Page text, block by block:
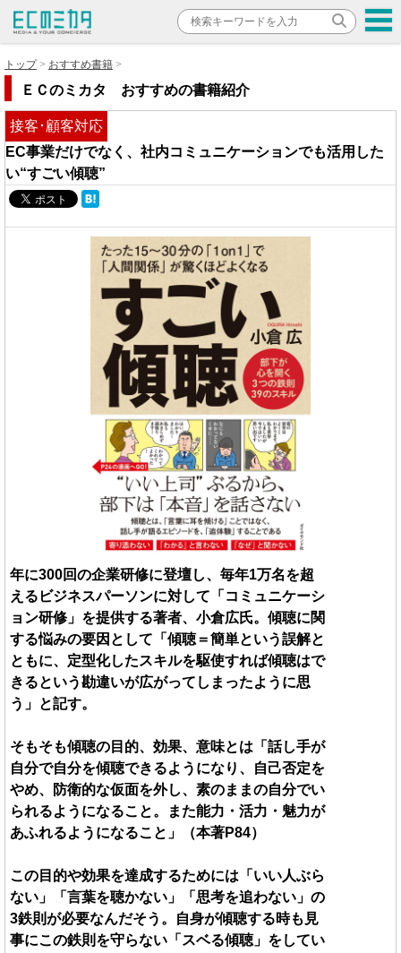
トップ おすすめ書籍
ＥＣのミカタ おすすめの書籍紹介
接客･顧客対応
EC事業だけでなく、社内コミュニケーションでも活用した
い“すごい傾聴”
年に300回の企業研修に登壇し、毎年1万名を超
えるビジネスパーソンに対して「コミュニケーシ
ョン研修」を提供する著者、小倉広氏。傾聴に関
する悩みの要因として「傾聴＝簡単という誤解と
ともに、定型化したスキルを駆使すれば傾聴はで
きるという勘違いが広がってしまったように思
う」と記す。
そもそも傾聴の目的、効果、意味とは「話し手が
自分で自分を傾聴できるようになり、自己否定を
やめ、防衛的な仮面を外し、素のままの自分でい
られるようになること。また能力・活力・魅力が
あふれるようになること」（本著P84）
この目的や効果を達成するためには「いい人ぶら
ない」「言葉を聴かない」「思考を追わない」の
3鉄則が必要なんだそう。自身が傾聴する時も見
事にこの鉄則を守らない「スベる傾聴」をしてい